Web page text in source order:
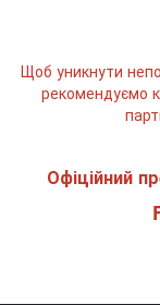
Щоб уникнути
рекомендуємо
Офіційний